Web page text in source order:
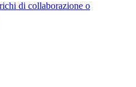
di collaborazione o